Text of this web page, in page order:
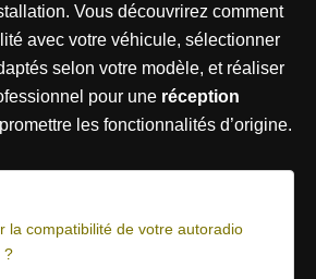
Vous découvrirez comment
avec votre véhicule, sélectionner
selon votre modèle, et réaliser
pour une réception
les fonctionnalités d’origine.
la compatibilité de votre autoradio
?